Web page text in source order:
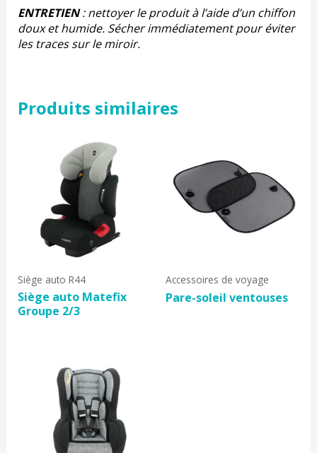
ENTRETIEN: nettoyer le produit à l’aide d’un chiffon
doux et humide. Sécher immédiatement pour éviter
les traces sur le miroir.
Produits similaires
Siège auto R44
Siège auto Matefix
Groupe 2/3
Accessoires de voyage
Pare-soleil ventouses